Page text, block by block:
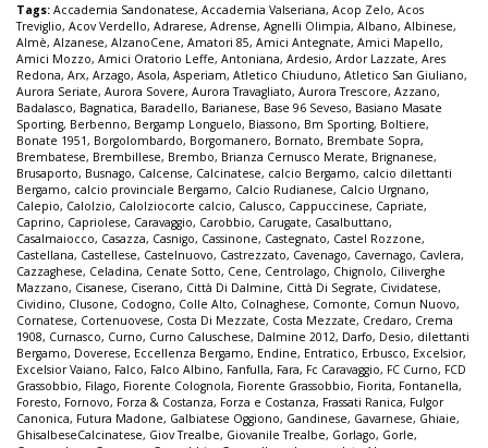
Tags: Accademia Sandonatese, Accademia Valseriana, Acop Zelo, Acos
Treviglio, Acov Verdello, Adrarese, Adrense, Agnelli Olimpia, Albano, Albinese,
Almè, Alzanese, AlzanoCene, Amatori 85, Amici Antegnate, Amici Mapello,
Amici Mozzo, Amici Oratorio Leffe, Antoniana, Ardesio, Ardor Lazzate, Ares
Redona, Arx, Arzago, Asola, Asperiam, Atletico Chiuduno, Atletico San Giuliano,
Aurora Seriate, Aurora Sovere, Aurora Travagliato, Aurora Trescore, Azzano,
Badalasco, Bagnatica, Baradello, Barianese, Base 96 Seveso, Basiano Masate
Sporting, Berbenno, Bergamp Longuelo, Biassono, Bm Sporting, Boltiere,
Bonate 1951, Borgolombardo, Borgomanero, Bornato, Brembate Sopra,
Brembatese, Brembillese, Brembo, Brianza Cernusco Merate, Brignanese,
Brusaporto, Busnago, Calcense, Calcinatese, calcio Bergamo, calcio dilettanti
Bergamo, calcio provinciale Bergamo, Calcio Rudianese, Calcio Urgnano,
Calepio, Calolzio, Calolziocorte calcio, Calusco, Cappuccinese, Capriate,
Caprino, Capriolese, Caravaggio, Carobbio, Carugate, Casalbuttano,
Casalmaiocco, Casazza, Casnigo, Cassinone, Castegnato, Castel Rozzone,
Castellana, Castellese, Castelnuovo, Castrezzato, Cavenago, Cavernago, Cavlera,
Cazzaghese, Celadina, Cenate Sotto, Cene, Centrolago, Chignolo, Ciliverghe
Mazzano, Cisanese, Ciserano, Città Di Dalmine, Città Di Segrate, Cividatese,
Cividino, Clusone, Codogno, Colle Alto, Colnaghese, Comonte, Comun Nuovo,
Cornatese, Cortenuovese, Costa Di Mezzate, Costa Mezzate, Credaro, Crema
1908, Curnasco, Curno, Curno Caluschese, Dalmine 2012, Darfo, Desio, dilettanti
Bergamo, Doverese, Eccellenza Bergamo, Endine, Entratico, Erbusco, Excelsior,
Excelsior Vaiano, Falco, Falco Albino, Fanfulla, Fara, Fc Caravaggio, FC Curno, FCD
Grassobbio, Filago, Fiorente Colognola, Fiorente Grassobbio, Fiorita, Fontanella,
Foresto, Fornovo, Forza & Costanza, Forza e Costanza, Frassati Ranica, Fulgor
Canonica, Futura Madone, Galbiatese Oggiono, Gandinese, Gavarnese, Ghiaie,
GhisalbeseCalcinatese, Giov Trealbe, Giovanile Trealbe, Gorlago, Gorle,